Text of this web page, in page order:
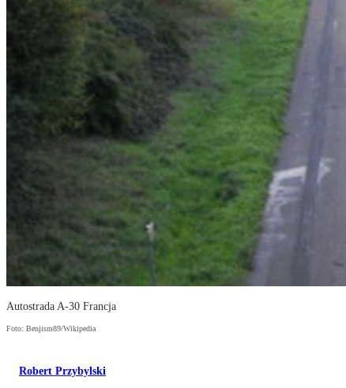
Autostrada A-30 Francja
Foto: Benjism89/Wikipedia
Robert Przybylski